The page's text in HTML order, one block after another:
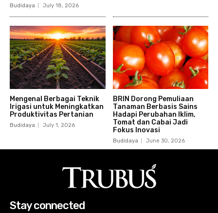
Budidaya July 18, 2026
Mengenal Berbagai Teknik
Irigasi untuk Meningkatkan
Produktivitas Pertanian
Budidaya July 1, 2026
BRIN Dorong Pemuliaan
Tanaman Berbasis Sains
Hadapi Perubahan Iklim,
Tomat dan Cabai Jadi
Fokus Inovasi
Budidaya June 30, 2026
Stay connected